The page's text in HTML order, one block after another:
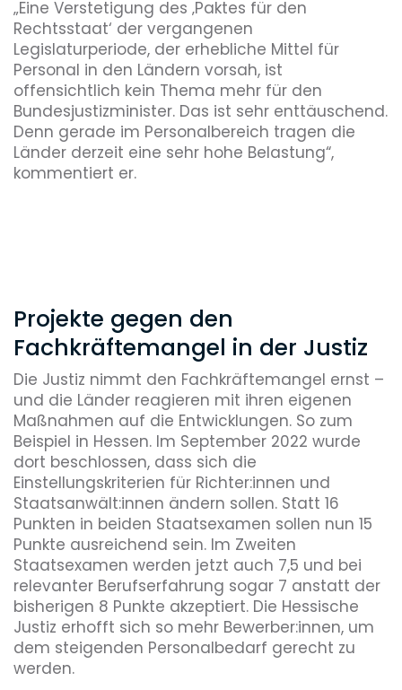
„Eine Verstetigung des ‚Paktes für den
Rechtsstaat‘ der vergangenen
Legislaturperiode, der erhebliche Mittel für
Personal in den Ländern vorsah, ist
offensichtlich kein Thema mehr für den
Bundesjustizminister. Das ist sehr enttäuschend.
Denn gerade im Personalbereich tragen die
Länder derzeit eine sehr hohe Belastung“,
kommentiert er.
Projekte gegen den
Fachkräftemangel in der Justiz
Die Justiz nimmt den Fachkräftemangel ernst –
und die Länder reagieren mit ihren eigenen
Maßnahmen auf die Entwicklungen. So zum
Beispiel in Hessen. Im September 2022 wurde
dort beschlossen, dass sich die
Einstellungskriterien für Richter:innen und
Staatsanwält:innen ändern sollen. Statt 16
Punkten in beiden Staatsexamen sollen nun 15
Punkte ausreichend sein. Im Zweiten
Staatsexamen werden jetzt auch 7,5 und bei
relevanter Berufserfahrung sogar 7 anstatt der
bisherigen 8 Punkte akzeptiert. Die Hessische
Justiz erhofft sich so mehr Bewerber:innen, um
dem steigenden Personalbedarf gerecht zu
werden.